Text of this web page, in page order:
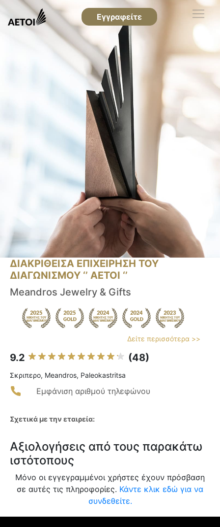
Εγγραφείτε
ΔΙΑΚΡΙΘΕΙΣΑ ΕΠΙΧΕΙΡΗΣΗ ΤΟΥ
ΔΙΑΓΩΝΙΣΜΟΥ ‘’ ΑΕΤΟΙ ‘’
Meandros Jewelry & Gifts
Δείτε περισσότερα >>
9.2 (48)
Σκριπερο, Meandros, Paleokastritsa
Εμφάνιση αριθμού τηλεφώνου
Σχετικά με την εταιρεία:
Αξιολογήσεις από τους παρακάτω
ιστότοπους
Μόνο οι εγγεγραμμένοι χρήστες έχουν πρόσβαση
σε αυτές τις πληροφορίες. Κάντε κλικ εδώ για να
συνδεθείτε.